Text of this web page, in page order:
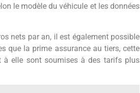
le modèle du véhicule et les données
nets par an, il est également possible
que la prime assurance au tiers, cette
à elle sont soumises à des tarifs plus